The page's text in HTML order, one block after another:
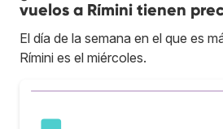
vuelos a Rímini tienen
El día de la semana en el que es
Rímini es el miércoles.